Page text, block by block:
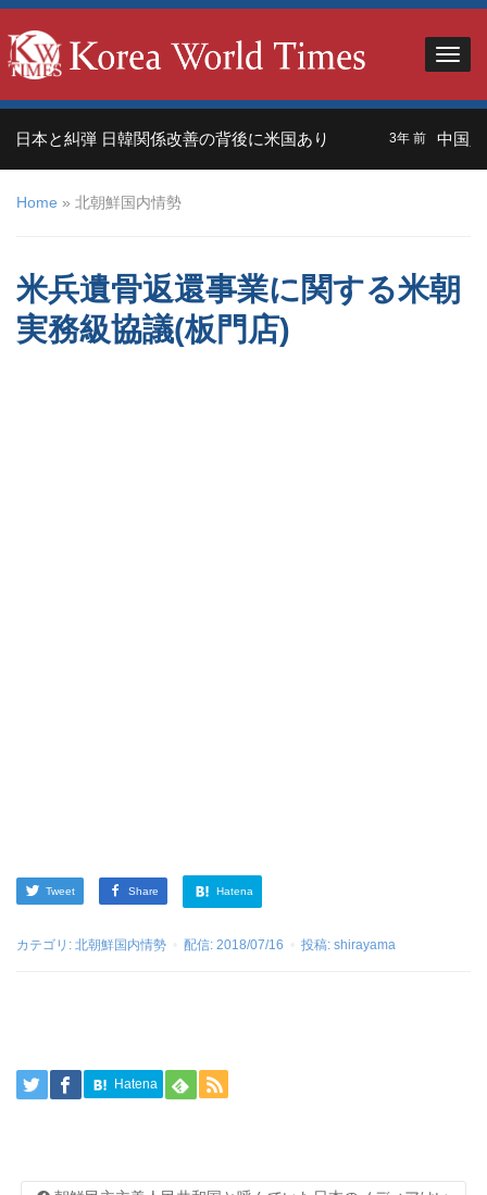
本と糾弾 日韓関係改善の背後に米国あり 3年 前 中国人観
Home » 北朝鮮国内情勢
米兵遺骨返還事業に関する米朝
実務級協議(板門店)
Tweet Share Hatena
カテゴリ: 北朝鮮国内情勢 配信: 2018/07/16 投稿: shirayama
Hatena